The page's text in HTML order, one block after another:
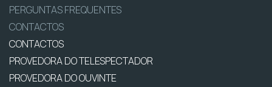
PERGUNTAS FREQUENTES
CONTACTOS
CONTACTOS
PROVEDORA DO TELESPECTADOR
PROVEDORA DO OUVINTE